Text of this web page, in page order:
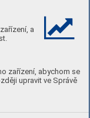
a
zařízení, abychom se
upravit ve Správě